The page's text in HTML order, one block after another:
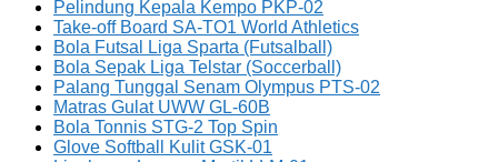
Pelindung Kepala Kempo PKP-02
Take-off Board SA-TO1 World Athletics
Bola Futsal Liga Sparta (Futsalball)
Bola Sepak Liga Telstar (Soccerball)
Palang Tunggal Senam Olympus PTS-02
Matras Gulat UWW GL-60B
Bola Tonnis STG-2 Top Spin
Glove Softball Kulit GSK-01